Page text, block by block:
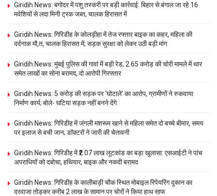
Giridih News: बगोदर में पशु तस्करी पर बड़ी कार्रवाई: बिहार से बंगाल जा रहे 16
मवेशियों से लदा मिनी ट्रक जब्त, चालक हिरासत में
Giridih News: गिरिडीह के कोलड़ीहा में तेज रफ्तार बाइक का कहर, महिला की
दर्दनाक मौ,त, चालक हिरासत में; सड़क सुरक्षा को लेकर उठी बड़ी मांग
Giridih News: मुंबई पुलिस की गावां में बड़ी रेड, 2.65 करोड़ की चोरी मामले में थार
समेत लाखों का सोना बरामद, दो आरोपी गिरफ्तार
Giridih News: 5 करोड़ की सड़क पर ‘घोटाले’ का आरोप, ग्रामीणों ने रुकवाया
निर्माण कार्य; बोले- घटिया सड़क नहीं बनने देंगे
Giridih News: गिरिडीह में जंगली मशरूम खाने से महिला समेत दो बच्चे बीमार, समय
पर इलाज से बची जान; डॉक्टरों ने जारी की चेतावनी
Giridih News: गिरिडीह में ₹2.07 लाख लूटकांड का बड़ा खुलासा: एसआईटी ने पांच
अपराधियों को दबोचा, हथियार, बाइक और नकदी बरामद
Giridih News: गिरिडीह के कालीबाड़ी चौक स्थित मोबाइल रिपेयरिंग दुकान का
दरवाजा तोड़कर करीब 2 लाख के सामान पर चोरों ने किया हाथ साफ